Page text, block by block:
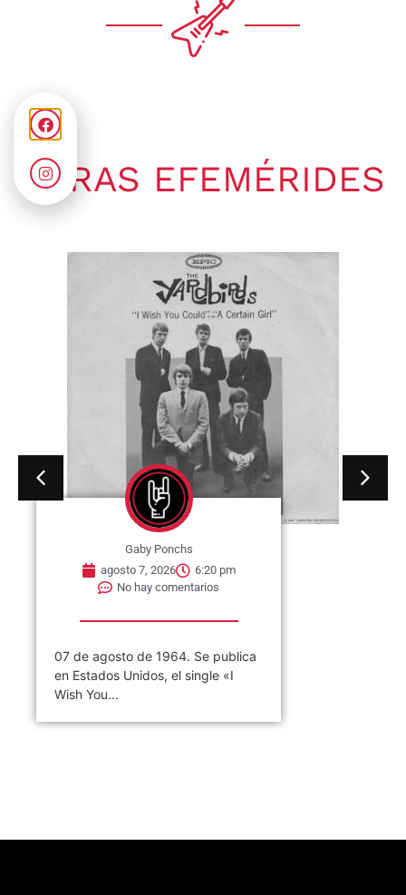
OTRAS EFEMÉRIDES
Gaby Ponchs
agosto 7, 2026
6:20 pm
No hay comentarios
07 de agosto de 1964. Se publica
en Estados Unidos, el single «I
Wish You...